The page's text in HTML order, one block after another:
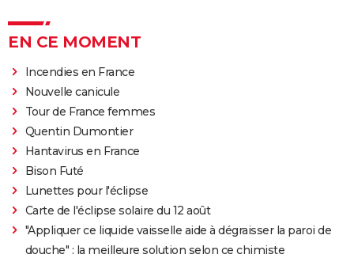
EN CE MOMENT
Incendies en France
Nouvelle canicule
Tour de France femmes
Quentin Dumontier
Hantavirus en France
Bison Futé
Lunettes pour l'éclipse
Carte de l'éclipse solaire du 12 août
"Appliquer ce liquide vaisselle aide à dégraisser la paroi de
douche" : la meilleure solution selon ce chimiste